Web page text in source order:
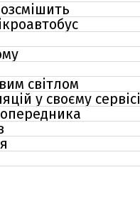
світлом
у своєму сервісі